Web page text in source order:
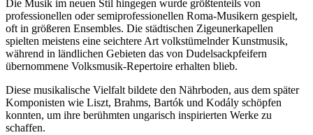
Die Musik im neuen Stil hingegen wurde größtenteils von
professionellen oder semiprofessionellen Roma-Musikern gespielt,
oft in größeren Ensembles. Die städtischen Zigeunerkapellen
spielten meistens eine seichtere Art volkstümelnder Kunstmusik,
während in ländlichen Gebieten das von Dudelsackpfeifern
übernommene Volksmusik-Repertoire erhalten blieb.
Diese musikalische Vielfalt bildete den Nährboden, aus dem später
Komponisten wie Liszt, Brahms, Bartók und Kodály schöpfen
konnten, um ihre berühmten ungarisch inspirierten Werke zu
schaffen.